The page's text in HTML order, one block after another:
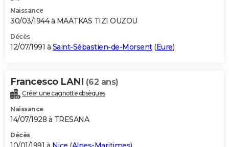
Naissance
30/03/1944 à MAATKAS TIZI OUZOU
Décès
12/07/1991 à Saint-Sébastien-de-Morsent(Eure)
Francesco LANI (62 ans)
Créer une cagnotte obsèques
Naissance
14/07/1928 à TRESANA
Décès